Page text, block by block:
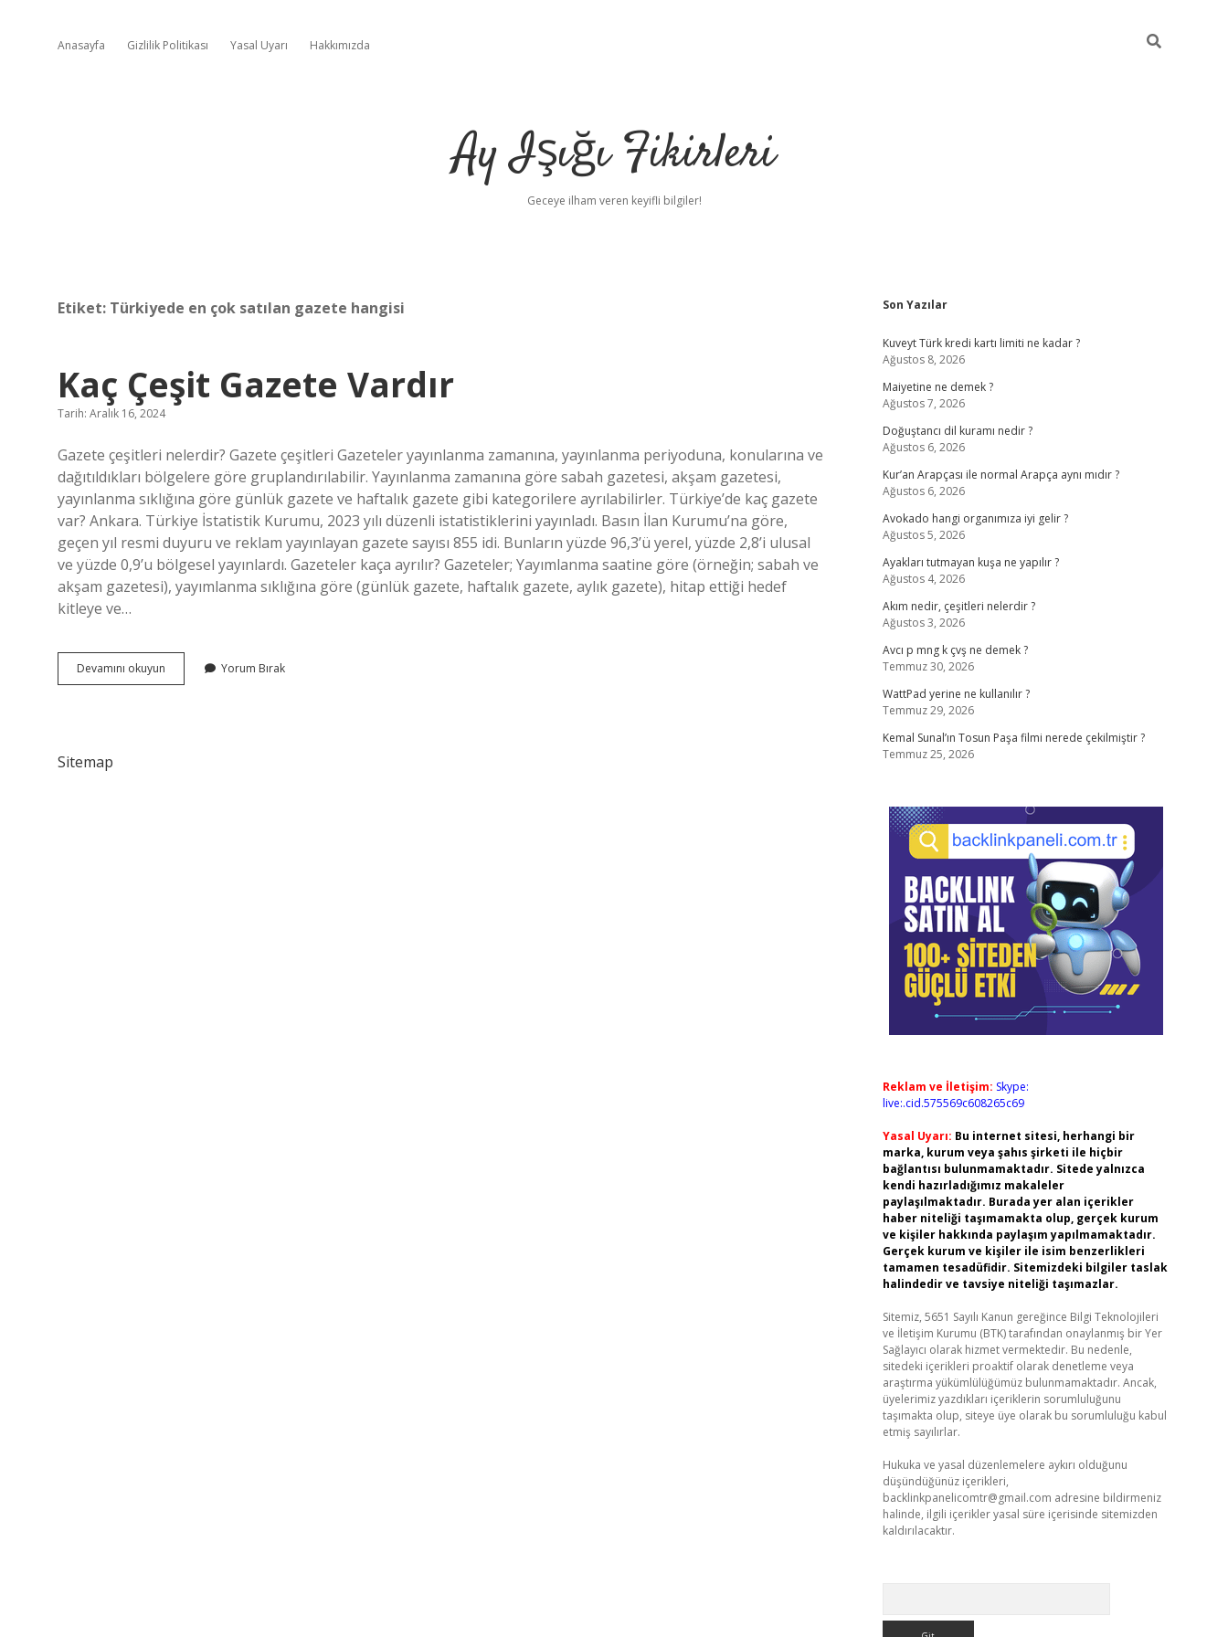
Anasayfa Gizlilik Politikası Yasal Uyarı Hakkımızda
Ay Işığı Fikirleri
Geceye ilham veren keyifli bilgiler!
Etiket: Türkiyede en çok satılan gazete hangisi
Kaç Çeşit Gazete Vardır
Tarih: Aralık 16, 2024
Gazete çeşitleri nelerdir? Gazete çeşitleri Gazeteler yayınlanma zamanına, yayınlanma periyoduna, konularına ve
dağıtıldıkları bölgelere göre gruplandırılabilir. Yayınlanma zamanına göre sabah gazetesi, akşam gazetesi,
yayınlanma sıklığına göre günlük gazete ve haftalık gazete gibi kategorilere ayrılabilirler. Türkiye’de kaç gazete
var? Ankara. Türkiye İstatistik Kurumu, 2023 yılı düzenli istatistiklerini yayınladı. Basın İlan Kurumu’na göre,
geçen yıl resmi duyuru ve reklam yayınlayan gazete sayısı 855 idi. Bunların yüzde 96,3’ü yerel, yüzde 2,8’i ulusal
ve yüzde 0,9’u bölgesel yayınlardı. Gazeteler kaça ayrılır? Gazeteler; Yayımlanma saatine göre (örneğin; sabah ve
akşam gazetesi), yayımlanma sıklığına göre (günlük gazete, haftalık gazete, aylık gazete), hitap ettiği hedef
kitleye ve…
Devamını okuyun
Çeşit
Yorum Bırak
Sitemap
Sidebar
Son Yazılar
Kuveyt Türk kredi kartı limiti ne kadar ?
Ağustos 8, 2026
Maiyetine ne demek ?
Ağustos 7, 2026
Doğuştancı dil kuramı nedir ?
Ağustos 6, 2026
Kur’an Arapçası ile normal Arapça aynı mıdır ?
Ağustos 6, 2026
Avokado hangi organımıza iyi gelir ?
Ağustos 5, 2026
Ayakları tutmayan kuşa ne yapılır ?
Ağustos 4, 2026
Akım nedir, çeşitleri nelerdir ?
Ağustos 3, 2026
Avcı p mng k çvş ne demek ?
Temmuz 30, 2026
WattPad yerine ne kullanılır ?
Temmuz 29, 2026
Kemal Sunal’ın Tosun Paşa filmi nerede çekilmiştir ?
Temmuz 25, 2026
Reklam ve İletişim: Skype:
live:.cid.575569c608265c69
Yasal Uyarı: Bu internet sitesi, herhangi bir
marka, kurum veya şahıs şirketi ile hiçbir
bağlantısı bulunmamaktadır. Sitede yalnızca
kendi hazırladığımız makaleler
paylaşılmaktadır. Burada yer alan içerikler
haber niteliği taşımamakta olup, gerçek kurum
ve kişiler hakkında paylaşım yapılmamaktadır.
Gerçek kurum ve kişiler ile isim benzerlikleri
tamamen tesadüfidir. Sitemizdeki bilgiler taslak
halindedir ve tavsiye niteliği taşımazlar.
Sitemiz, 5651 Sayılı Kanun gereğince Bilgi Teknolojileri
ve İletişim Kurumu (BTK) tarafından onaylanmış bir Yer
Sağlayıcı olarak hizmet vermektedir. Bu nedenle,
sitedeki içerikleri proaktif olarak denetleme veya
araştırma yükümlülüğümüz bulunmamaktadır. Ancak,
üyelerimiz yazdıkları içeriklerin sorumluluğunu
taşımakta olup, siteye üye olarak bu sorumluluğu kabul
etmiş sayılırlar.
Hukuka ve yasal düzenlemelere aykırı olduğunu
düşündüğünüz içerikleri,
backlinkpanelicomtr@gmail.com adresine bildirmeniz
halinde, ilgili içerikler yasal süre içerisinde sitemizden
kaldırılacaktır.